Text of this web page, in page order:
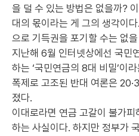
을 덜 수 있는 방법은 없을까?
대의 몫이라는 게 그의 생각이
으로 기득권을 포기할 수는 없
지난해 6월 인터넷상에선 국민
하는 ‘국민연금의 8대 비밀’이
폭제로 고조된 반대 여론은
졌다.
이대로라면 연금 고갈이 불가
하는 사실이다. 하지만 정부가